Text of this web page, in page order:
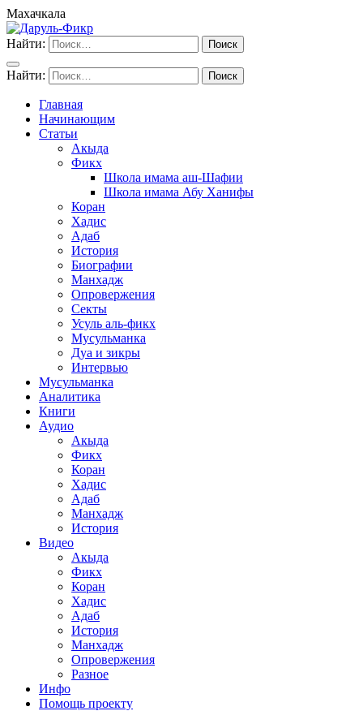
Махачкала
Найти:
Найти:
Главная
Начинающим
Статьи
Акыда
Фикх
Школа имама аш-Шафии
Школа имама Абу Ханифы
Коран
Хадис
Адаб
История
Биографии
Манхадж
Опровержения
Секты
Усуль аль-фикх
Мусульманка
Дуа и зикры
Интервью
Мусульманка
Аналитика
Книги
Аудио
Акыда
Фикх
Коран
Хадис
Адаб
Манхадж
История
Видео
Акыда
Фикх
Коран
Хадис
Адаб
История
Манхадж
Опровержения
Разное
Инфо
Помощь проекту